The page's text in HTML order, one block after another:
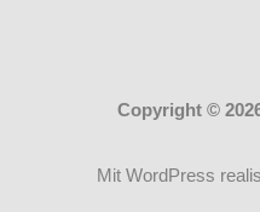
Copyright ©
Mit WordPress